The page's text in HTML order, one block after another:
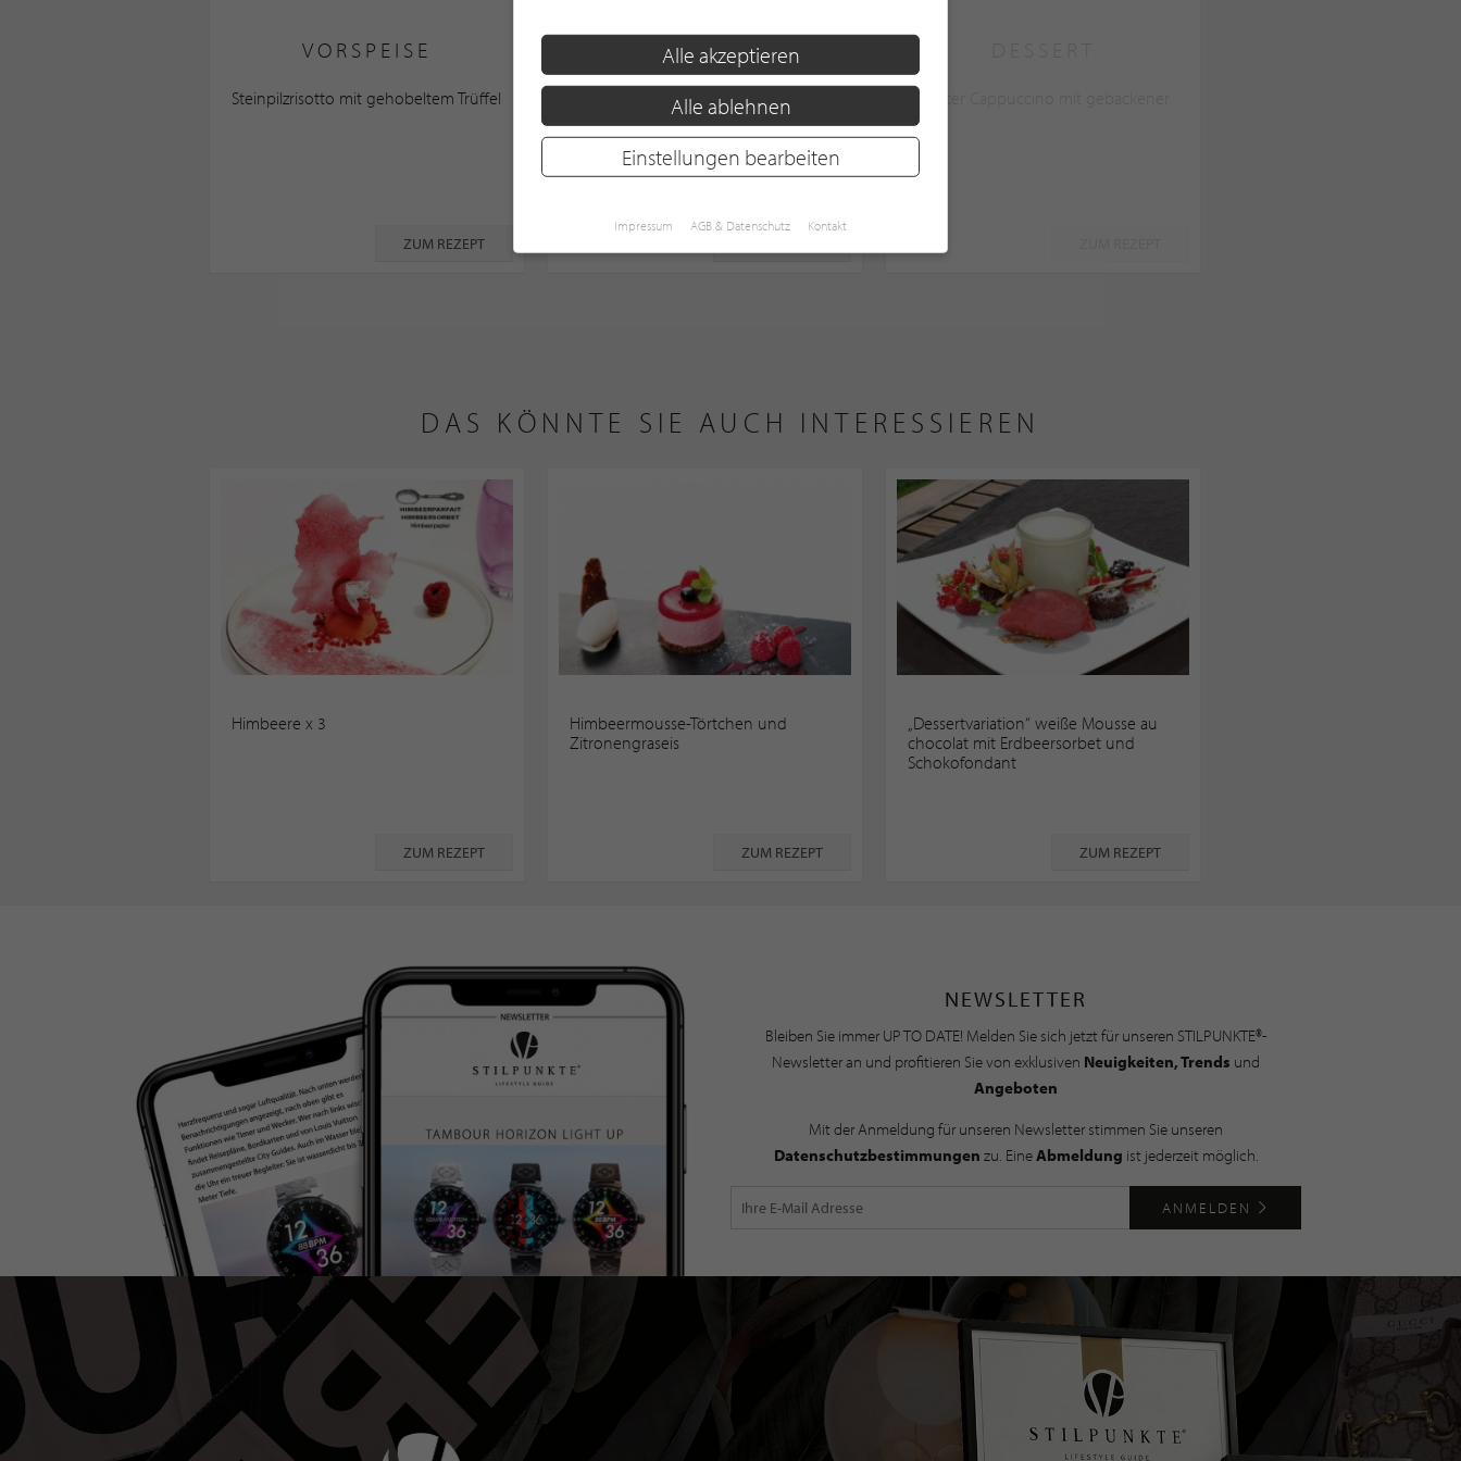
VORSPEISE
Steinpilzrisotto mit gehobeltem Trüffel
ZUM REZEPT
HAUPTSPEISE
Hirschkalbsrücken im Haselbrotmantel
an Wacholderrahm
Feige
DAS KÖNNTE SIE AUCH INTERESSIEREN
Himbeere x 3
ZUM REZEPT
Himbeermousse-Törtchen und
Zitronengraseis
ZUM REZEPT
„Dessertvariation“ weiße Mousse au
chocolat mit Erdbeersorbet und
Schokofondant
ZUM REZEPT
NEWSLETTER
Bleiben Sie immer UP TO DATE! Melden Sie sich jetzt für unseren STILPUNKTE®-
Newsletter an und profitieren Sie von exklusiven Neuigkeiten, Trends und
Angeboten
Mit der Anmeldung für unseren Newsletter stimmen Sie unseren
Datenschutzbestimmungen zu. EineAbmeldung ist jederzeit möglich.
ANMELDEN
Alle akzeptieren
Alle ablehnen
Einstellungen bearbeiten
Impressum AGB & Datenschutz Kontakt